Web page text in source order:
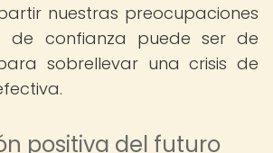
nuestras preocupaciones
de confianza puede ser de
sobrellevar una crisis de
positiva del futuro